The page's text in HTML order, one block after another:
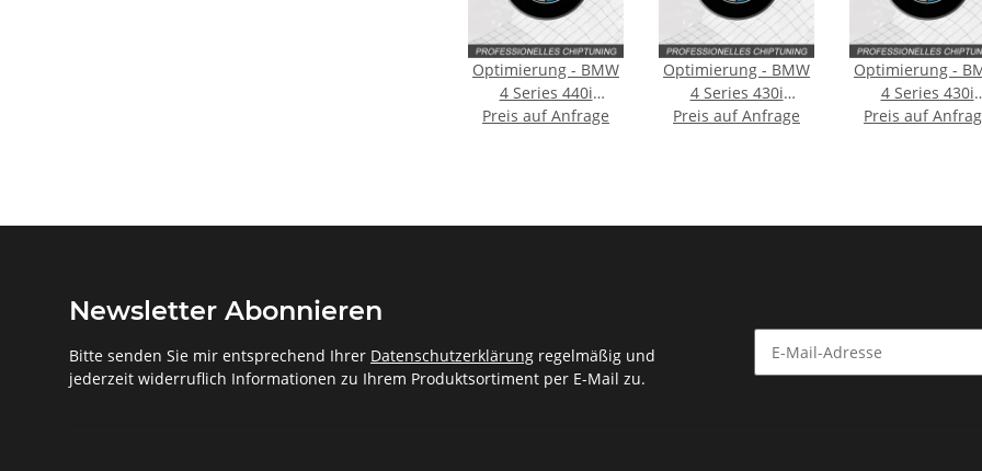
Optimierung - BMW
4 Series 440i
Typ:F32/F33/F36
Preis auf Anfrage
Optimierung - BMW
4 Series 430i
Typ:F32/F33/F36
Preis auf Anfrage
Optimierung -
4 Series 430i
Typ:F32/F33/
Preis auf
Newsletter Abonnieren
Bitte senden Sie mir entsprechend Ihrer Datenschutzerklärung regelmäßig und
jederzeit widerruflich Informationen zu Ihrem Produktsortiment per E-Mail zu.